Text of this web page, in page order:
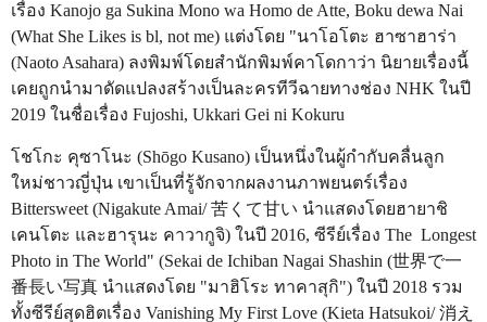
เรื่อง Kanojo ga Sukina Mono wa Homo de Atte, Boku dewa Nai
(What She Likes is bl, not me) แต่งโดย "นาโอโตะ ฮาซาฮาร่า
(Naoto Asahara) ลงพิมพ์โดยสำนักพิมพ์คาโดกาว่า นิยายเรื่องนี้
เคยถูกนำมาดัดแปลงสร้างเป็นละครทีวีฉายทางช่อง NHK ในปี
2019 ในชื่อเรื่อง Fujoshi, Ukkari Gei ni Kokuru
โชโกะ คุซาโนะ (Shōgo Kusano) เป็นหนึ่งในผู้กำกับคลื่นลูก
ใหม่ชาวญี่ปุ่น เขาเป็นที่รู้จักจากผลงานภาพยนตร์เรื่อง
Bittersweet (Nigakute Amai/ 苦くて甘い นำแสดงโดยฮายาชิ
เคนโตะ และฮารุนะ คาวากูจิ) ในปี 2016, ซีรีย์เรื่อง The Longest
Photo in The World" (Sekai de Ichiban Nagai Shashin (世界で一
番長い写真 นำแสดงโดย "มาฮิโระ ทาคาสุกิ") ในปี 2018 รวม
ทั้งซีรีย์สุดฮิตเรื่อง Vanishing My First Love (Kieta Hatsukoi/ 消え